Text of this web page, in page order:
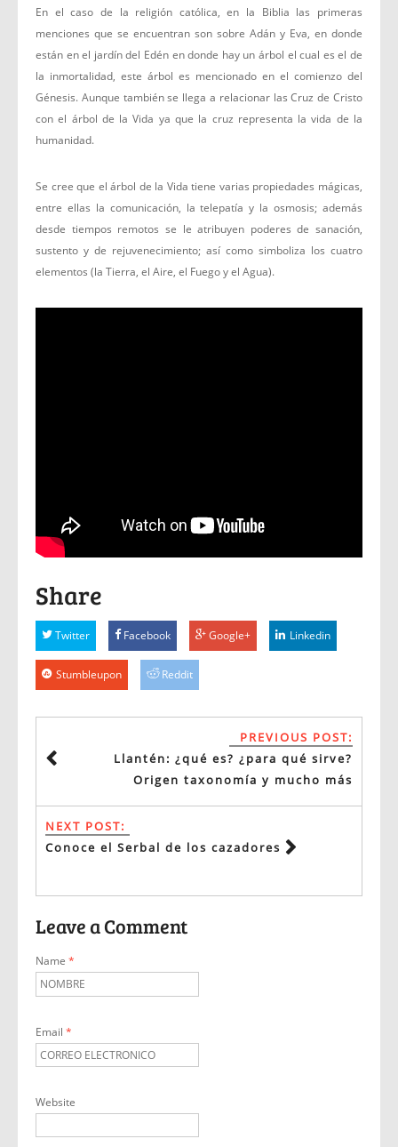
En el caso de la religión católica, en la Biblia las primeras
menciones que se encuentran son sobre Adán y Eva, en donde
están en el jardín del Edén en donde hay un árbol el cual es el de
la inmortalidad, este árbol es mencionado en el comienzo del
Génesis. Aunque también se llega a relacionar las Cruz de Cristo
con el árbol de la Vida ya que la cruz representa la vida de la
humanidad.
Se cree que el árbol de la Vida tiene varias propiedades mágicas,
entre ellas la comunicación, la telepatía y la osmosis; además
desde tiempos remotos se le atribuyen poderes de sanación,
sustento y de rejuvenecimiento; así como simboliza los cuatro
elementos (la Tierra, el Aire, el Fuego y el Agua).
Share
Twitter Facebook Google+ Linkedin
Stumbleupon Reddit
PREVIOUS POST:
Llantén: ¿qué es? ¿para qué sirve?
Origen taxonomía y mucho más
NEXT POST:
Conoce el Serbal de los cazadores
Leave a Comment
Name *
Email *
Website